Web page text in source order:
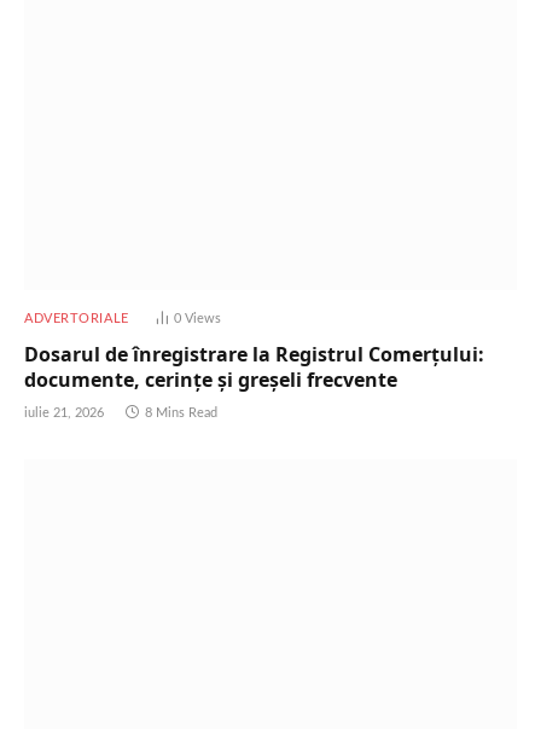
ADVERTORIALE 0 Views
Dosarul de înregistrare la Registrul Comerțului:
documente, cerințe și greșeli frecvente
iulie 21, 2026 8 Mins Read